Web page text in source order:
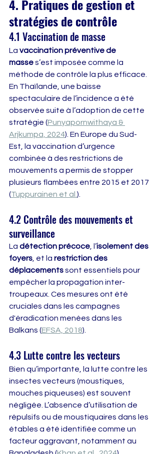
4. Pratiques de gestion et
stratégies de contrôle
4.1 Vaccination de masse
La vaccination préventive de
masse s’est imposée comme la
méthode de contrôle la plus efficace.
En Thaïlande, une baisse
spectaculaire de l’incidence a été
observée suite à l’adoption de cette
stratégie (Punyapornwithaya &
Arjkumpa, 2024). En Europe du Sud-
Est, la vaccination d’urgence
combinée à des restrictions de
mouvements a permis de stopper
plusieurs flambées entre 2015 et 2017
(Tuppurainen et al. ).
4.2 Contrôle des mouvements et
surveillance
La détection précoce , l’isolement des
foyers , et la restriction des
déplacements sont essentiels pour
empêcher la propagation inter-
troupeaux. Ces mesures ont été
cruciales dans les campagnes
d'éradication menées dans les
Balkans (EFSA, 2018).
4.3 Lutte contre les vecteurs
Bien qu’importante, la lutte contre les
insectes vecteurs (moustiques,
mouches piqueuses) est souvent
négligée. L’absence d’utilisation de
répulsifs ou de moustiquaires dans les
étables a été identifiée comme un
facteur aggravant, notamment au